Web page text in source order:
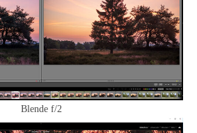
Blende f/2